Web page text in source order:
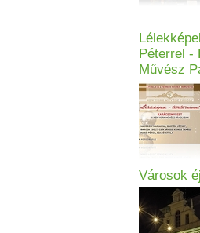
Péterrel -
Művész
Városok